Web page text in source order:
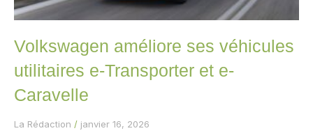
Volkswagen améliore ses véhicules
utilitaires e-Transporter et e-
Caravelle
La Rédaction janvier 16, 2026